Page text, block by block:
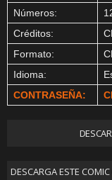
Números:
Créditos:
Formato:
Idioma:
CONTRASEÑA:
DESCARGA ESTE